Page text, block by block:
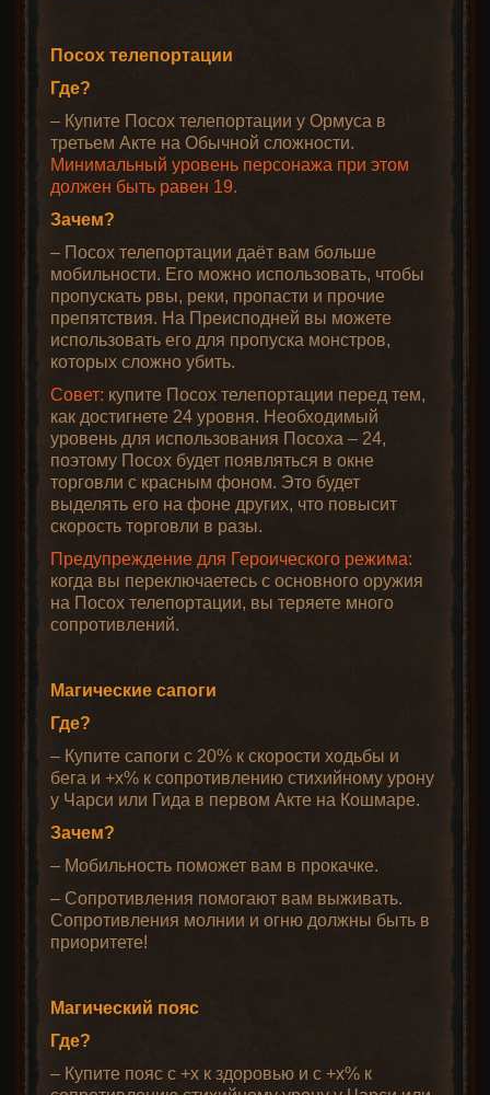
Посох телепортации
Где?
– Купите Посох телепортации у Ормуса в
третьем Акте на Обычной сложности.
Минимальный уровень персонажа при этом
должен быть равен 19.
Зачем?
– Посох телепортации даёт вам больше
мобильности. Его можно использовать, чтобы
пропускать рвы, реки, пропасти и прочие
препятствия. На Преисподней вы можете
использовать его для пропуска монстров,
которых сложно убить.
Совет: купите Посох телепортации перед тем,
как достигнете 24 уровня. Необходимый
уровень для использования Посоха – 24,
поэтому Посох будет появляться в окне
торговли с красным фоном. Это будет
выделять его на фоне других, что повысит
скорость торговли в разы.
Предупреждение для Героического режима:
когда вы переключаетесь с основного оружия
на Посох телепортации, вы теряете много
сопротивлений.
Магические сапоги
Где?
– Купите сапоги с 20% к скорости ходьбы и
бега и +x% к сопротивлению стихийному урону
у Чарси или Гида в первом Акте на Кошмаре.
Зачем?
– Мобильность поможет вам в прокачке.
– Сопротивления помогают вам выживать.
Сопротивления молнии и огню должны быть в
приоритете!
Магический пояс
Где?
– Купите пояс с +x к здоровью и с +x% к